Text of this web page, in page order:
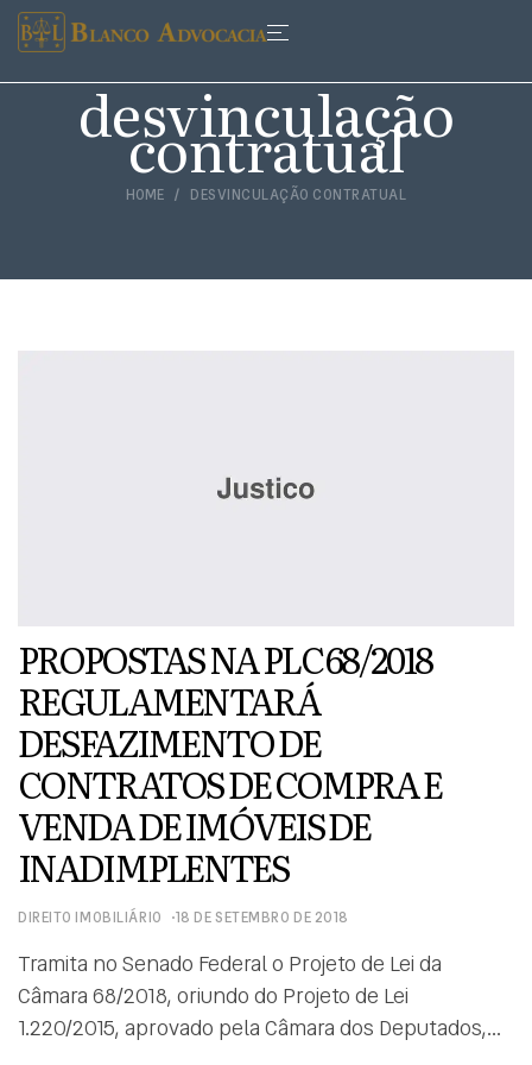
HOME DESVINCULAÇÃO CONTRATUAL
desvinculação
contratual
PROPOSTAS NA PLC 68/2018
REGULAMENTARÁ
DESFAZIMENTO DE
CONTRATOS DE COMPRA E
VENDA DE IMÓVEIS DE
INADIMPLENTES
DIREITO IMOBILIÁRIO 18 DE SETEMBRO DE 2018
Tramita no Senado Federal o Projeto de Lei da
Câmara 68/2018, oriundo do Projeto de Lei
1.220/2015, aprovado pela Câmara dos Deputados,